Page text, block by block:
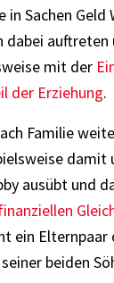
in Sachen Geld
dabei auftreten
mit der
der Erziehung.
Familie
damit
ausübt und
ein Elternpaar
beiden